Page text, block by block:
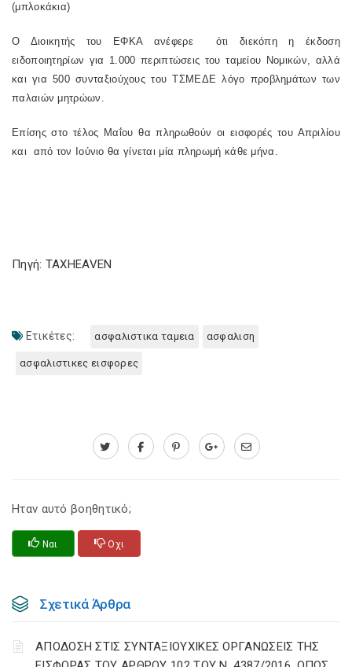
(μπλοκάκια)
Ο Διοικητής του ΕΦΚΑ ανέφερε
ότι διεκόπη η έκδοση
ειδοποιητηρίων για 1.000 περιπτώσεις του ταμείου Νομικών, αλλά
και για 500 συνταξιούχους του ΤΣΜΕΔΕ λόγο προβλημάτων των
παλαιών μητρώων.
Επίσης στο τέλος Μαΐου θα πληρωθούν οι εισφορές του Απριλίου
και
από τον Ιούνιο θα γίνεται μία πληρωμή κάθε μήνα.
Πηγή: TAXHEAVEN
Ετικέτες: ασφαλιστικα ταμεια ασφαλιση
ασφαλιστικες εισφορες
Ηταν αυτό βοηθητικό;
Ναι Οχι
Σχετικά Άρθρα
ΑΠΟΔΟΣΗ ΣΤΙΣ ΣΥΝΤΑΞΙΟΥΧΙΚΕΣ ΟΡΓΑΝΩΣΕΙΣ ΤΗΣ